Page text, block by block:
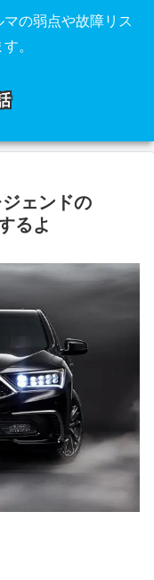
の弱点や故障リス
。
ジェンドの
るよ